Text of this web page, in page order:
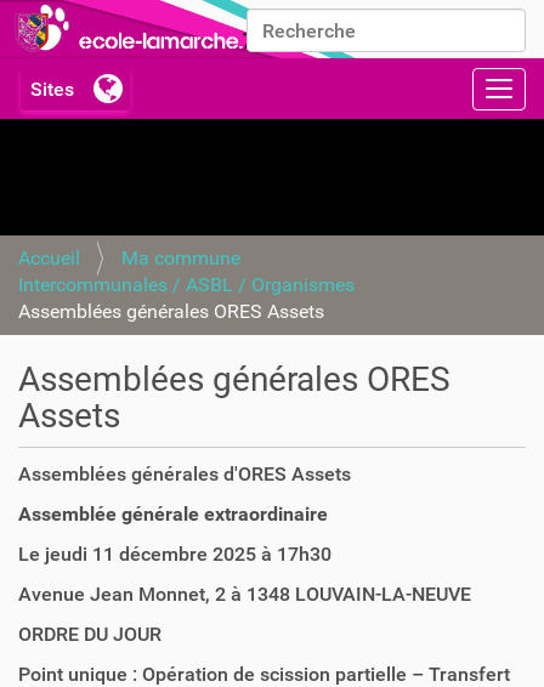
Chercher par
Recherche avancée…
Accueil
Ma commune
Intercommunales / ASBL / Organismes
Assemblées générales ORES Assets
Assemblées générales ORES
Assets
Assemblées générales d'ORES Assets
Assemblée générale extraordinaire
Le jeudi 11 décembre 2025 à 17h30
Avenue Jean Monnet, 2 à 1348 LOUVAIN-LA-NEUVE
ORDRE DU JOUR
Point unique : Opération de scission partielle – Transfert